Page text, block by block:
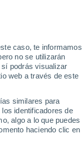
caso, te informamos
no se utilizarán
podrás visualizar
web a través de este
similares para
identificadores de
algo a lo que puedes
haciendo clic en
-